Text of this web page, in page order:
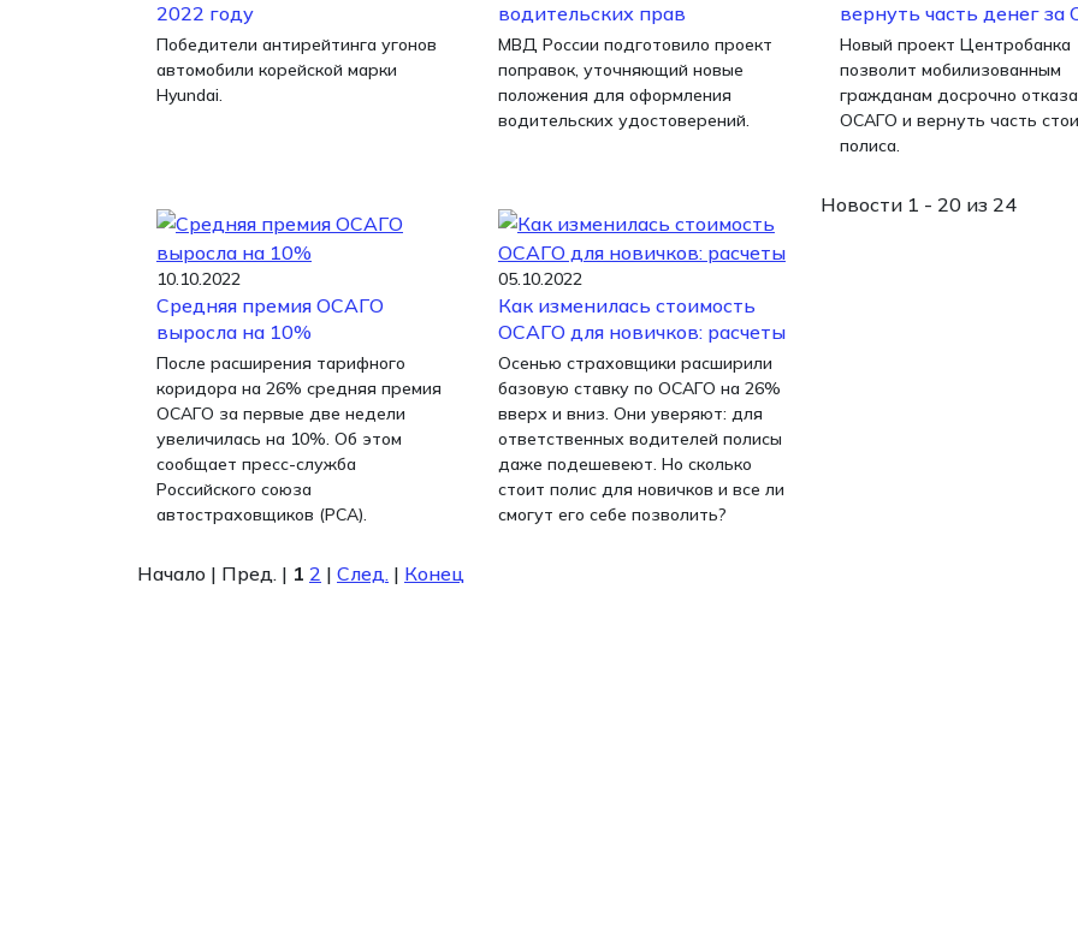
2022 году
Победители антирейтинга угонов
автомобили корейской марки
Hyundai.
водительских прав
МВД России подготовило проект
поправок, уточняющий новые
положения для оформления
водительских удостоверений.
вернуть часть денег
Новый проект Центробанка
позволит мобилизованным
гражданам досрочно
ОСАГО и вернуть часть
полиса.
10.10.2022
Средняя премия ОСАГО
выросла на 10%
После расширения тарифного
коридора на 26% средняя премия
ОСАГО за первые две недели
увеличилась на 10%. Об этом
сообщает пресс-служба
Российского союза
автостраховщиков (РСА).
05.10.2022
Как изменилась стоимость
ОСАГО для новичков: расчеты
Осенью страховщики расширили
базовую ставку по ОСАГО на 26%
вверх и вниз. Они уверяют: для
ответственных водителей полисы
даже подешевеют. Но сколько
стоит полис для новичков и все ли
смогут его себе позволить?
Новости 1 - 20 из 24
Начало | Пред. | 1 2 | След. | Конец